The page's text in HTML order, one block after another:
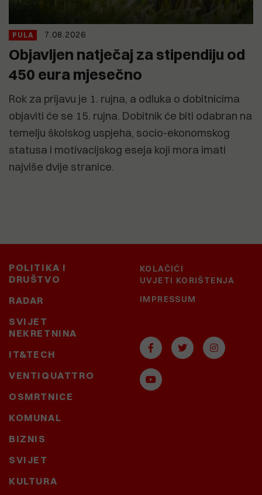
PULA 7.08.2026
Objavljen natječaj za stipendiju od
450 eura mjesečno
Rok za prijavu je 1. rujna, a odluka o dobitnicima
objaviti će se 15. rujna. Dobitnik će biti odabran na
temelju školskog uspjeha, socio-ekonomskog
statusa i motivacijskog eseja koji mora imati
najviše dvije stranice.
POLITIKA I
DRUŠTVO
RADAR
SVIJET
NEKRETNINA
IT&TECH
VENTIQUATTRO
OSMRTNICE
KOMUNAL
BIZNIS
SVIJET
KULTURA
KOLAČIĆI
UVJETI KORIŠTENJA
IMPRESSUM